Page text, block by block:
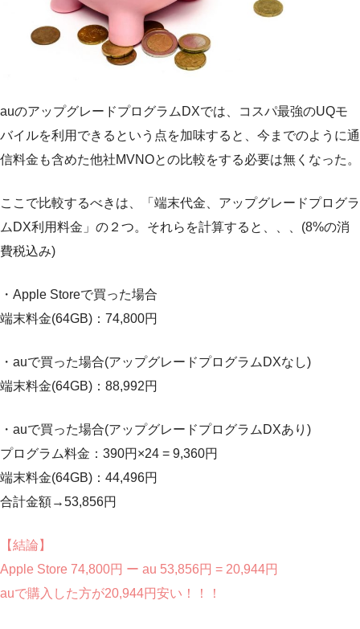
auのアップグレードプログラムDXでは、コスパ最強のUQモ
バイルを利用できるという点を加味すると、今までのように通
信料金も含めた他社MVNOとの比較をする必要は無くなった。
ここで比較するべきは、「端末代金、アップグレードプログラ
ムDX利用料金」の２つ。それらを計算すると、、、(8%の消
費税込み)
・Apple Storeで買った場合
端末料金(64GB)：74,800円
・auで買った場合(アップグレードプログラムDXなし)
端末料金(64GB)：88,992円
・auで買った場合(アップグレードプログラムDXあり)
プログラム料金：390円×24 = 9,360円
端末料金(64GB)：44,496円
合計金額→53,856円
【結論】
Apple Store 74,800円 ー au 53,856円 = 20,944円
auで購入した方が20,944円安い！！！